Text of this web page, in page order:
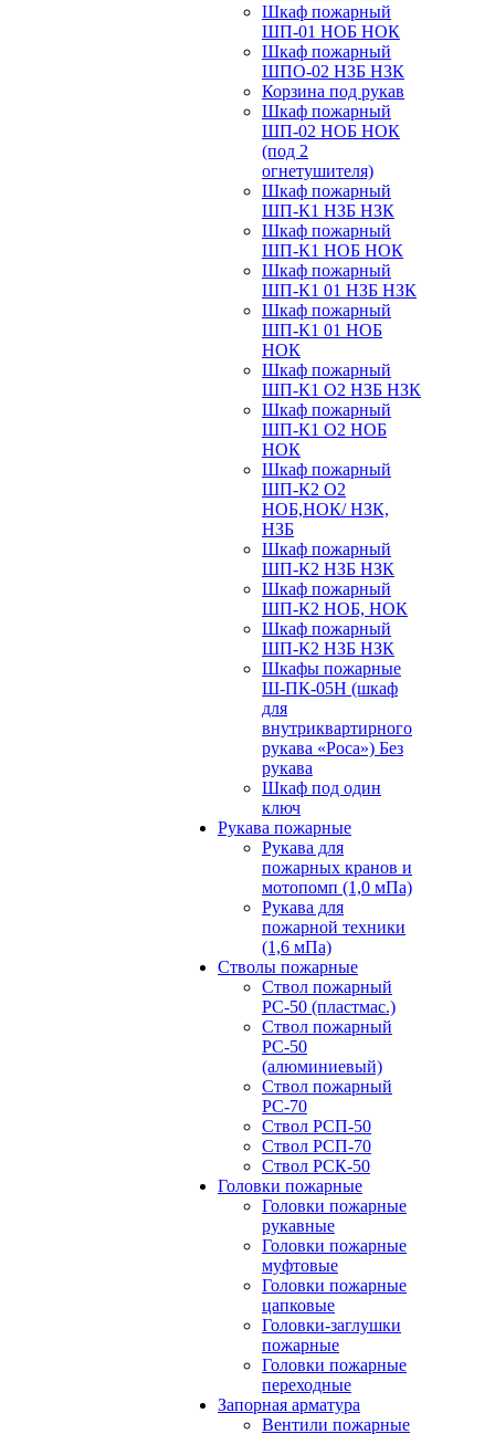
Шкаф пожарный
ШП-01 НОБ НОК
Шкаф пожарный
ШПО-02 НЗБ НЗК
Корзина под рукав
Шкаф пожарный
ШП-02 НОБ НОК
(под 2
огнетушителя)
Шкаф пожарный
ШП-К1 НЗБ НЗК
Шкаф пожарный
ШП-К1 НОБ НОК
Шкаф пожарный
ШП-К1 01 НЗБ НЗК
Шкаф пожарный
ШП-К1 01 НОБ
НОК
Шкаф пожарный
ШП-К1 О2 НЗБ НЗК
Шкаф пожарный
ШП-К1 О2 НОБ
НОК
Шкаф пожарный
ШП-К2 О2
НОБ,НОК/ НЗК,
НЗБ
Шкаф пожарный
ШП-К2 НЗБ НЗК
Шкаф пожарный
ШП-К2 НОБ, НОК
Шкаф пожарный
ШП-К2 НЗБ НЗК
Шкафы пожарные
Ш-ПК-05Н (шкаф
для
внутриквартирного
рукава «Роса») Без
рукава
Шкаф под один
ключ
Рукава пожарные
Рукава для
пожарных кранов и
мотопомп (1,0 мПа)
Рукава для
пожарной техники
(1,6 мПа)
Стволы пожарные
Ствол пожарный
РС-50 (пластмас.)
Ствол пожарный
РС-50
(алюминиевый)
Ствол пожарный
РС-70
Ствол РСП-50
Ствол РСП-70
Ствол РСК-50
Головки пожарные
Головки пожарные
рукавные
Головки пожарные
муфтовые
Головки пожарные
цапковые
Головки-заглушки
пожарные
Головки пожарные
переходные
Запорная арматура
Вентили пожарные